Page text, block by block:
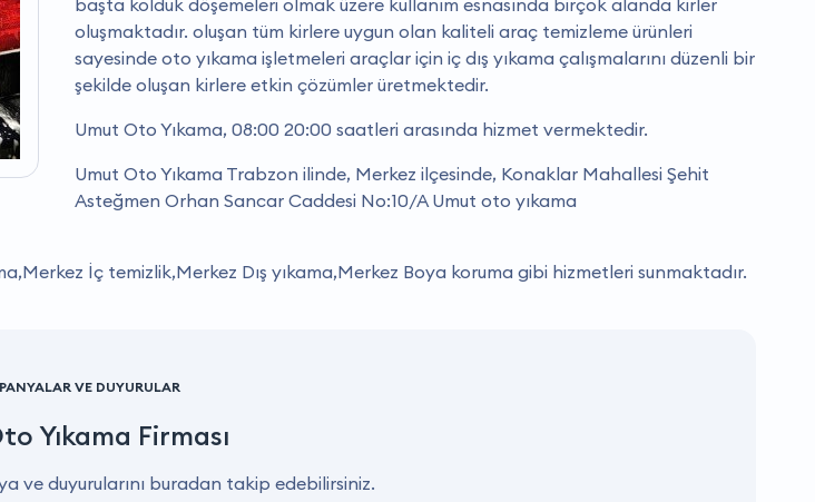
başta kolduk döşemeleri olmak üzere kullanım esnasında birçok alanda kirler
oluşmaktadır. oluşan tüm kirlere uygun olan kaliteli araç temizleme ürünleri
sayesinde oto yıkama işletmeleri araçlar için iç dış yıkama çalışmalarını düzenli bir
şekilde oluşan kirlere etkin çözümler üretmektedir.
Umut Oto Yıkama, 08:00 20:00 saatleri arasında hizmet vermektedir.
Umut Oto Yıkama Trabzon ilinde, Merkez ilçesinde, Konaklar Mahallesi Şehit
Asteğmen Orhan Sancar Caddesi No:10/A Umut oto yıkama
İç temizlik,Merkez Dış yıkama,Merkez Boya koruma gibi hizmetleri sunmaktadır.
VE DUYURULAR
Yıkama Firması
ve duyurularını buradan takip edebilirsiniz.